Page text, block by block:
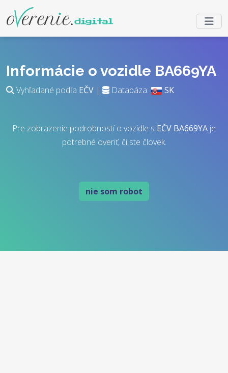
Informácie o vozidle BA669YA
Vyhľadané podľa EČV | Databáza: SK
Pre zobrazenie podrobností o vozidle s EČV BA669YA je
potrebné overiť, či ste človek.
nie som robot